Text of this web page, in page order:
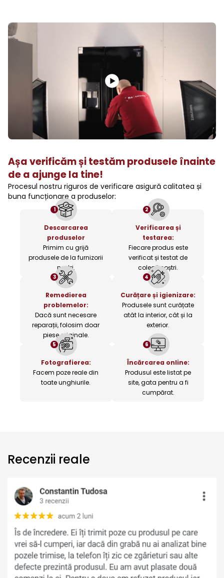
Așa verificăm și testăm produsele înainte
de a ajunge la tine!
Procesul nostru riguros de verificare asigură calitatea și
buna funcționare a produselor:
1
Descarcarea
produselor
Primim cu grijă
produsele de la furnizorii
noștri.
2
Verificarea și
testarea:
Fiecare produs este
verificat și testat de
colegii noștri.
3
Remedierea
problemelor:
Dacă sunt necesare
reparații, folosim doar
piese originale.
4
Curățare și igienizare:
Produsele sunt curățate
atât la interior, cât și la
exterior.
5
Fotografierea:
Facem poze reale din
toate unghiurile.
6
Încărcarea online:
Produsul este listat pe
site, gata pentru a fi
cumpărat.
Recenzii reale